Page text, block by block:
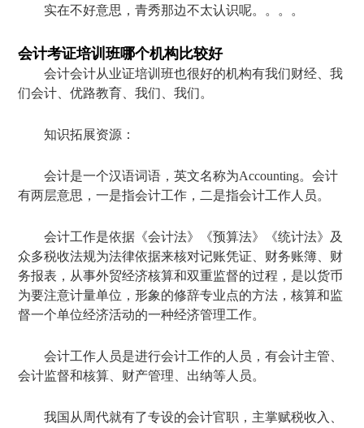
实在不好意思，青秀那边不太认识呢。。。。
会计考证培训班哪个机构比较好
会计会计从业证培训班也很好的机构有我们财经、我
们会计、优路教育、我们、我们。
知识拓展资源：
会计是一个汉语词语，英文名称为Accounting。会计
有两层意思，一是指会计工作，二是指会计工作人员。
会计工作是依据《会计法》《预算法》《统计法》及
众多税收法规为法律依据来核对记账凭证、财务账簿、财
务报表，从事外贸经济核算和双重监督的过程，是以货币
为要注意计量单位，形象的修辞专业点的方法，核算和监
督一个单位经济活动的一种经济管理工作。
会计工作人员是进行会计工作的人员，有会计主管、
会计监督和核算、财产管理、出纳等人员。
我国从周代就有了专设的会计官职，主掌赋税收入、